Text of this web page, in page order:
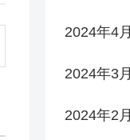
2024年4月
2024年3月
2024年2月